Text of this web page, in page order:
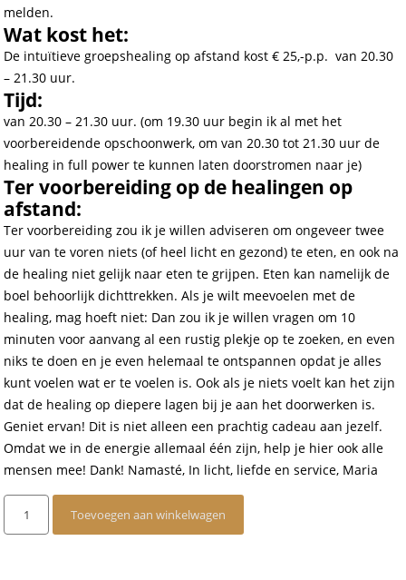
melden.
Wat kost het:
De intuïtieve groepshealing op afstand kost € 25,-p.p. van 20.30
– 21.30 uur.
Tijd:
van 20.30 – 21.30 uur. (om 19.30 uur begin ik al met het
voorbereidende opschoonwerk, om van 20.30 tot 21.30 uur de
healing in full power te kunnen laten doorstromen naar je)
Ter voorbereiding op de healingen op
afstand:
Ter voorbereiding zou ik je willen adviseren om ongeveer twee
uur van te voren niets (of heel licht en gezond) te eten, en ook na
de healing niet gelijk naar eten te grijpen. Eten kan namelijk de
boel behoorlijk dichttrekken. Als je wilt meevoelen met de
healing, mag hoeft niet: Dan zou ik je willen vragen om 10
minuten voor aanvang al een rustig plekje op te zoeken, en even
niks te doen en je even helemaal te ontspannen opdat je alles
kunt voelen wat er te voelen is. Ook als je niets voelt kan het zijn
dat de healing op diepere lagen bij je aan het doorwerken is.
Geniet ervan! Dit is niet alleen een prachtig cadeau aan jezelf.
Omdat we in de energie allemaal één zijn, help je hier ook alle
mensen mee! Dank! Namasté, In licht, liefde en service, Maria
Toevoegen aan winkelwagen